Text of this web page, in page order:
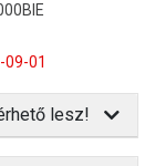
01
lesz!